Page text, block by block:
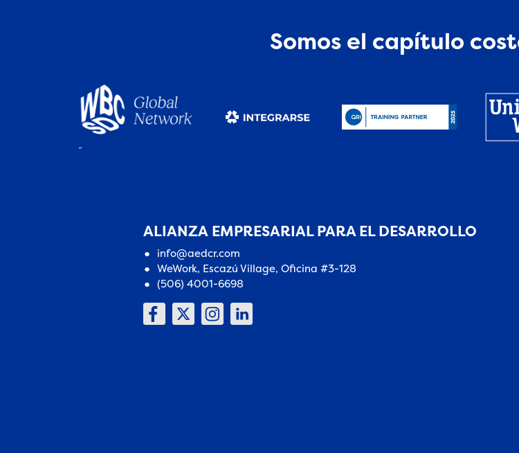
Somos el capítulo
ALIANZA EMPRESARIAL PARA EL DESARROLLO
info@aedcr.com
WeWork, Escazú Village, Oficina #3-128
(506) 4001-6698